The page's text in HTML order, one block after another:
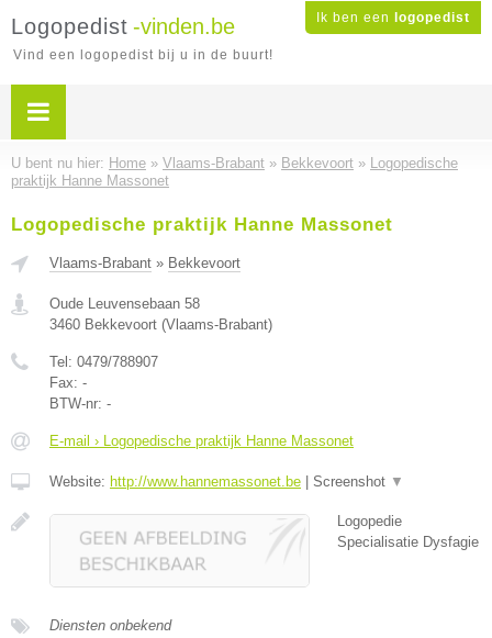
Ik ben een logopedist
Logopedist -vinden.be
Vind een logopedist bij u in de buurt!
U bent nu hier: Home » Vlaams-Brabant » Bekkevoort » Logopedische
praktijk Hanne Massonet
Logopedische praktijk Hanne Massonet
Vlaams-Brabant » Bekkevoort
Oude Leuvensebaan 58
3460 Bekkevoort (Vlaams-Brabant)
Tel: 0479/788907
Fax: -
BTW-nr: -
E-mail › Logopedische praktijk Hanne Massonet
Website: http://www.hannemassonet.be Screenshot ▼
Logopedie
Specialisatie Dysfagie
Diensten onbekend